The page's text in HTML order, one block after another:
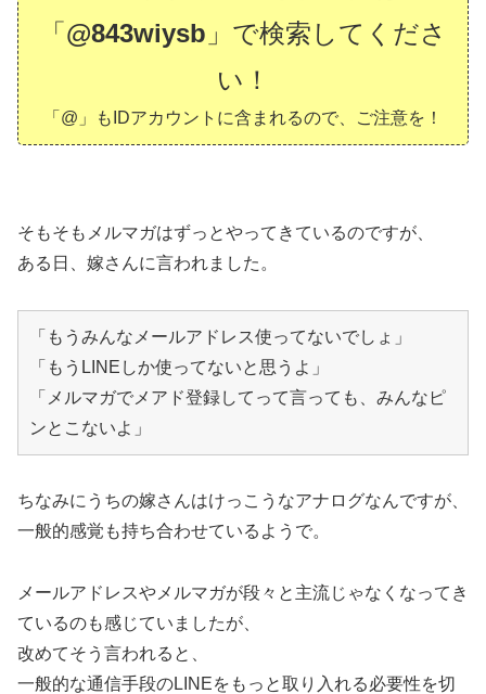
「 @843wiysb 」で検索してくださ
い！
「@」もIDアカウントに含まれるので、ご注意を！
そもそもメルマガはずっとやってきているのですが、
ある日、嫁さんに言われました。
「もうみんなメールアドレス使ってないでしょ」
「もうLINEしか使ってないと思うよ」
「メルマガでメアド登録してって言っても、みんなピ
ンとこないよ」
ちなみにうちの嫁さんはけっこうなアナログなんですが、
一般的感覚も持ち合わせているようで。
メールアドレスやメルマガが段々と主流じゃなくなってき
ているのも感じていましたが、
改めてそう言われると、
一般的な通信手段のLINEをもっと取り入れる必要性を切